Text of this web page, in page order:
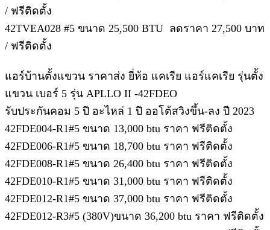
/ ฟรีติดตั้ง
42TVEA028 #5 ขนาด 25,500 BTU ลดราคา 27,500 บาท
/ ฟรีติดตั้ง
แอร์บ้านตั้งแขวน ราคาส่ง ยี่ห้อ แคเรีย แอร์แคเรีย รุ่นตั้ง
แขวน เบอร์ 5 รุ่น APLLO II -42FDEO
รับประกันคอม 5 ปี อะไหล่ 1 ปี ออโต้สวิงขึ้น-ลง ปี 2023
42FDE004-R1#5 ขนาด 13,000 btu ราคา ฟรีติดตั้ง
42FDE006-R1#5 ขนาด 18,700 btu ราคา ฟรีติดตั้ง
42FDE008-R1#5 ขนาด 26,400 btu ราคา ฟรีติดตั้ง
42FDE010-R1#5 ขนาด 31,000 btu ราคา ฟรีติดตั้ง
42FDE012-R1#5 ขนาด 37,000 btu ราคา ฟรีติดตั้ง
42FDE012-R3#5 (380V)ขนาด 36,200 btu ราคา ฟรีติดตั้ง